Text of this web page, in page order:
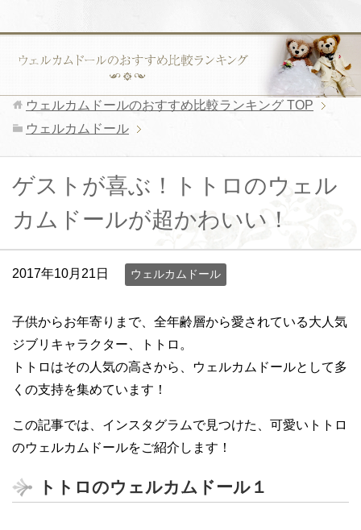
ウェルカムドールのおすすめ比較ランキング TOP
ウェルカムドール
ゲストが喜ぶ！トトロのウェル
カムドールが超かわいい！
2017年10月21日 ウェルカムドール
子供からお年寄りまで、全年齢層から愛されている大人気
ジブリキャラクター、トトロ。
トトロはその人気の高さから、ウェルカムドールとして多
くの支持を集めています！
この記事では、インスタグラムで見つけた、可愛いトトロ
のウェルカムドールをご紹介します！
トトロのウェルカムドール１